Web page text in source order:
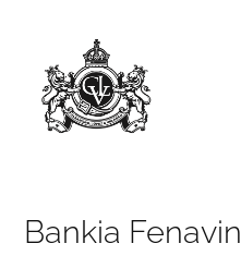
Bankia Fenavin